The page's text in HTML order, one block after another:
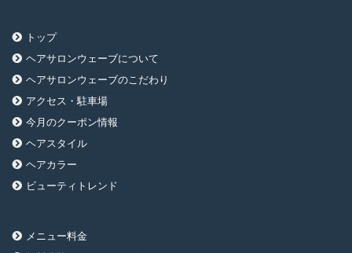
トップ
ヘアサロンウェーブについて
ヘアサロンウェーブのこだわり
アクセス・駐車場
今月のクーポン情報
ヘアスタイル
ヘアカラー
ビューティトレンド
メニュー料金